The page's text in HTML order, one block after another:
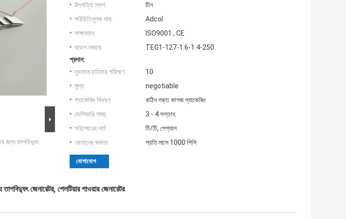
জন্য তাপবিদ্যুৎ
উৎপত্তি স্থল:
চীন
পরিচিতিমুলক নাম:
Adcol
সাক্ষ্যদান:
ISO9001 , CE
মডেল নম্বার:
TEG1-127-1.6-1.4-250
প্রদান:
ন্যূনতম চাহিদার পরিমাণ:
10
মূল্য:
negotiable
প্যাকেজিং বিবরণ:
কঠিন শক্ত কাগজ প্যাকেজিং
ডেলিভারি সময়:
3 - 4 সপ্তাহ
পরিশোধের শর্ত:
টি/টি, পেপ্যাল
যোগানের ক্ষমতা:
প্রতি মাসে 1000 পিসি
যোগাযোগ
জেনারেটর, পেলটিয়ার পাওয়ার জেনারেটর